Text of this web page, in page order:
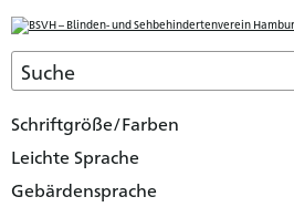
Schriftgröße/Farben
Leichte Sprache
Gebärdensprache